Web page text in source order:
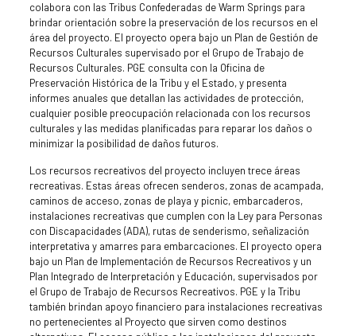
colabora con las Tribus Confederadas de Warm Springs para
brindar orientación sobre la preservación de los recursos en el
área del proyecto. El proyecto opera bajo un Plan de Gestión de
Recursos Culturales supervisado por el Grupo de Trabajo de
Recursos Culturales. PGE consulta con la Oficina de
Preservación Histórica de la Tribu y el Estado, y presenta
informes anuales que detallan las actividades de protección,
cualquier posible preocupación relacionada con los recursos
culturales y las medidas planificadas para reparar los daños o
minimizar la posibilidad de daños futuros.
Los recursos recreativos del proyecto incluyen trece áreas
recreativas. Estas áreas ofrecen senderos, zonas de acampada,
caminos de acceso, zonas de playa y picnic, embarcaderos,
instalaciones recreativas que cumplen con la Ley para Personas
con Discapacidades (ADA), rutas de senderismo, señalización
interpretativa y amarres para embarcaciones. El proyecto opera
bajo un Plan de Implementación de Recursos Recreativos y un
Plan Integrado de Interpretación y Educación, supervisados por
el Grupo de Trabajo de Recursos Recreativos. PGE y la Tribu
también brindan apoyo financiero para instalaciones recreativas
no pertenecientes al Proyecto que sirven como destinos